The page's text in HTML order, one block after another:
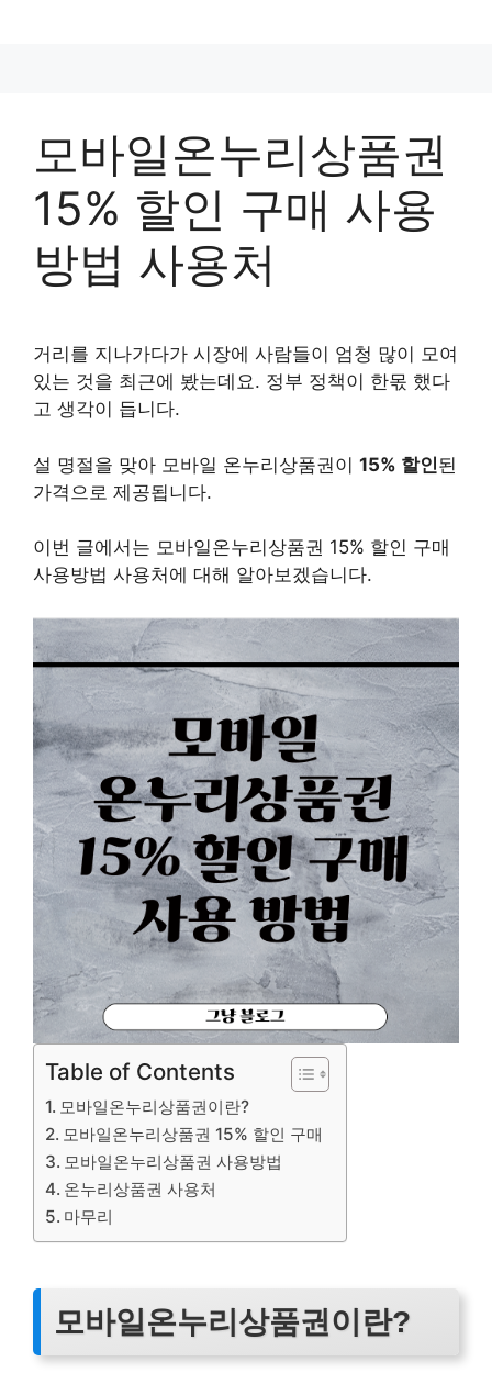
모바일온누리상품권
15% 할인 구매 사용
방법 사용처
거리를 지나가다가 시장에 사람들이 엄청 많이 모여
있는 것을 최근에 봤는데요. 정부 정책이 한몫 했다
고 생각이 듭니다.
설 명절을 맞아 모바일 온누리상품권이 15% 할인된
가격으로 제공됩니다.
이번 글에서는 모바일온누리상품권 15% 할인 구매
사용방법 사용처에 대해 알아보겠습니다.
Table of Contents
모바일온누리상품권이란?
모바일온누리상품권 15% 할인 구매
모바일온누리상품권 사용방법
온누리상품권 사용처
마무리
모바일온누리상품권이란?